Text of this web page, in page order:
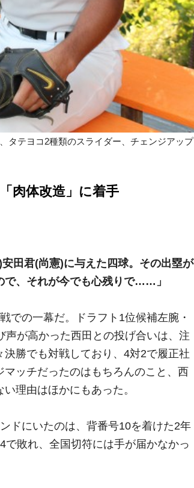
タテヨコ2種類のスライダー、チェンジアップ
肉体改造」に着手
田君(尚憲)に与えた四球。その出塁が
で、それが今でも心残りで……」
での一幕だ。ドラフト1位候補左腕・
が高かった西田との投げ合いは、注
勝でも対戦しており、4対2で履正社
ッチだったのはもちろんのこと、西
理由はほかにもあった。
ドにいたのは、背番号10を着けた2年
敗れ、全国切符には手が届かなかっ